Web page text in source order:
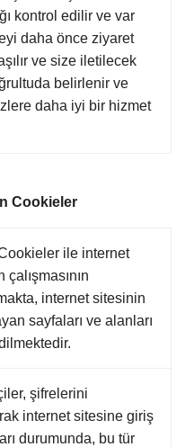
kontrol edilir ve var
daha önce ziyaret
ve size iletilecek
belirlenir ve
daha iyi bir hizmet
Cookieler
ile internet
çalışmasının
internet sitesinin
sayfaları ve alanları
şifrelerini
internet sitesine giriş
durumunda, bu tür